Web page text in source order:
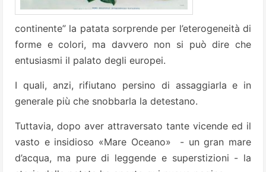
continente” la patata sorprende per l’eterogeneità di
forme e colori, ma davvero non si può dire che
entusiasmi il palato degli europei.
I quali, anzi, rifiutano persino di assaggiarla e in
generale più che snobbarla la detestano.
Tuttavia, dopo aver attraversato tante vicende ed il
vasto e insidioso «Mare Oceano» - un gran mare
d’acqua, ma pure di leggende e superstizioni - la